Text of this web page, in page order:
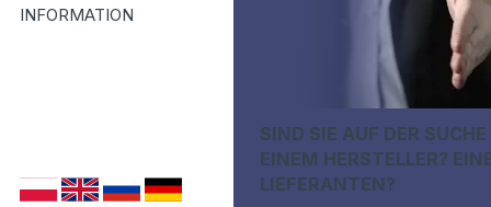
INFORMATION
SIND SIE AUF DER
EINEM HERSTELLER?
LIEFERANTEN?